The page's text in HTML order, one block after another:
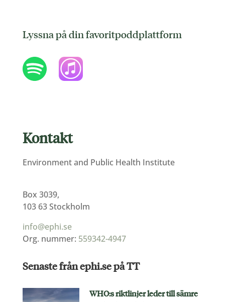
Lyssna på din favoritpoddplattform
Kontakt
Environment and Public Health Institute
Box 3039,
103 63 Stockholm
info@ephi.se
Org. nummer: 559342-4947
Senaste från ephi.se på TT
WHO:s riktlinjer leder till sämre